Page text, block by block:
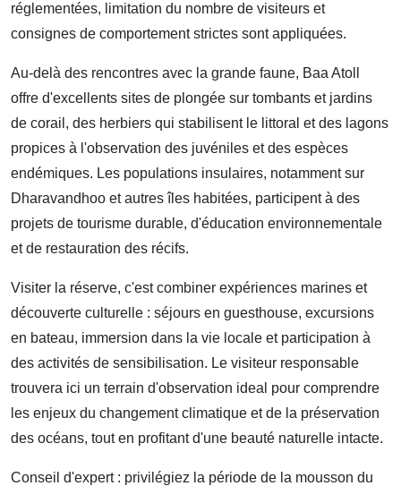
réglementées, limitation du nombre de visiteurs et
consignes de comportement strictes sont appliquées.
Au-delà des rencontres avec la grande faune, Baa Atoll
offre d'excellents sites de plongée sur tombants et jardins
de corail, des herbiers qui stabilisent le littoral et des lagons
propices à l'observation des juvéniles et des espèces
endémiques. Les populations insulaires, notamment sur
Dharavandhoo et autres îles habitées, participent à des
projets de tourisme durable, d'éducation environnementale
et de restauration des récifs.
Visiter la réserve, c'est combiner expériences marines et
découverte culturelle : séjours en guesthouse, excursions
en bateau, immersion dans la vie locale et participation à
des activités de sensibilisation. Le visiteur responsable
trouvera ici un terrain d'observation ideal pour comprendre
les enjeux du changement climatique et de la préservation
des océans, tout en profitant d'une beauté naturelle intacte.
Conseil d'expert : privilégiez la période de la mousson du